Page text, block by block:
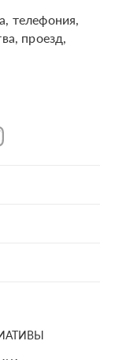
телефония,
проезд,